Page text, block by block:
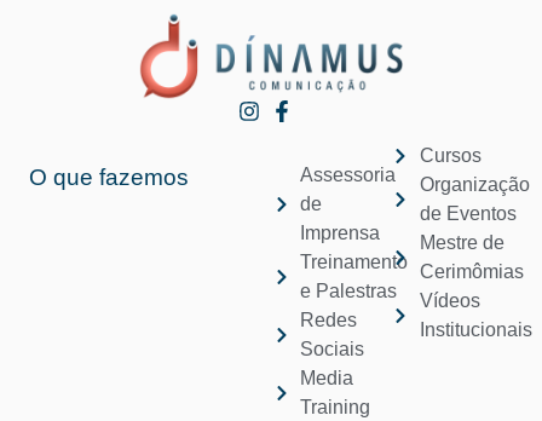
O que fazemos
Assessoria
de
Imprensa
Treinamento
e Palestras
Redes
Sociais
Media
Training
Cursos
Organização
de Eventos
Mestre de
Cerimômias
Vídeos
Institucionais